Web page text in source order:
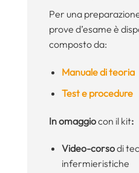
Per una
prove d’esame è
composto da:
Manuale di teoria
Test e procedure
In omaggiocon il kit:
Video-corsodi
infermieristiche